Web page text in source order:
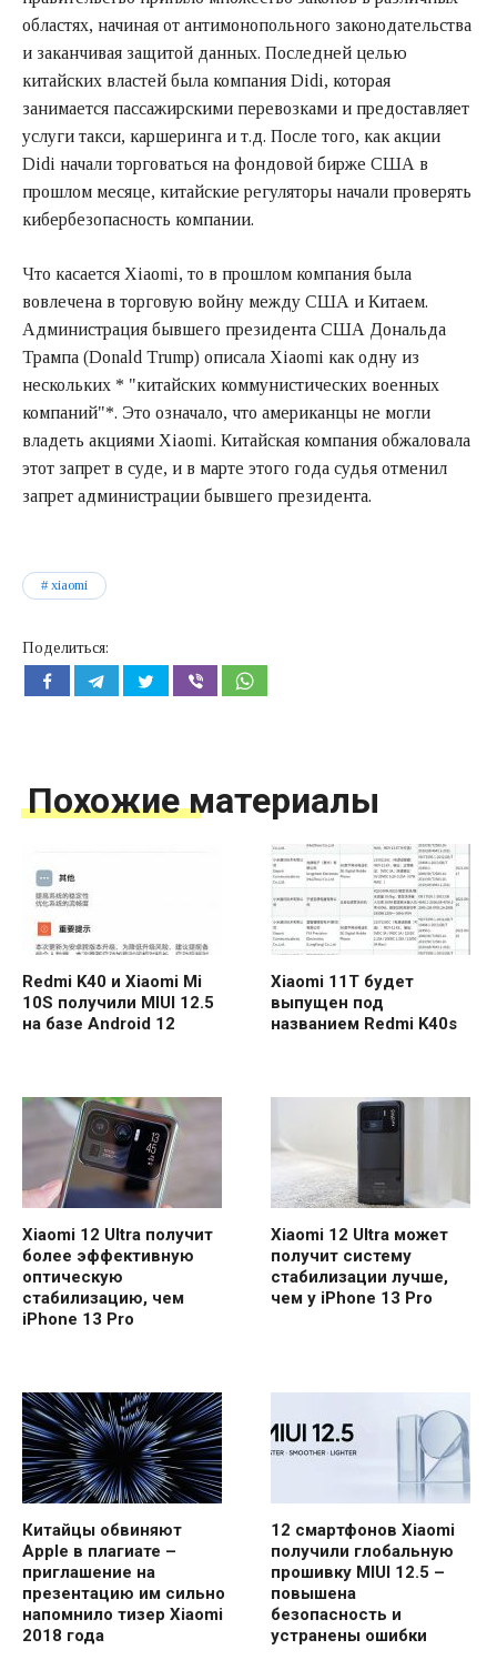
областях, начиная от антимонопольного законодательства
и заканчивая защитой данных. Последней целью
китайских властей была компания Didi, которая
занимается пассажирскими перевозками и предоставляет
услуги такси, каршеринга и т.д. После того, как акции
Didi начали торговаться на фондовой бирже США в
прошлом месяце, китайские регуляторы начали проверять
кибербезопасность компании.
Что касается Xiaomi, то в прошлом компания была
вовлечена в торговую войну между США и Китаем.
Администрация бывшего президента США Дональда
Трампа (Donald Trump) описала Xiaomi как одну из
нескольких * "китайских коммунистических военных
компаний"*. Это означало, что американцы не могли
владеть акциями Xiaomi. Китайская компания обжаловала
этот запрет в суде, и в марте этого года судья отменил
запрет администрации бывшего президента.
xiaomi
Поделиться:
Похожие материалы
Redmi K40 и Xiaomi Mi
10S получили MIUI 12.5
на базе Android 12
Xiaomi 11T будет
выпущен под
названием Redmi K40s
Xiaomi 12 Ultra получит
более эффективную
оптическую
стабилизацию, чем
iPhone 13 Pro
Xiaomi 12 Ultra может
получит систему
стабилизации лучше,
чем у iPhone 13 Pro
Китайцы обвиняют
Apple в плагиате –
приглашение на
презентацию им сильно
напомнило тизер Xiaomi
2018 года
12 смартфонов Xiaomi
получили глобальную
прошивку MIUI 12.5 –
повышена
безопасность и
устранены ошибки